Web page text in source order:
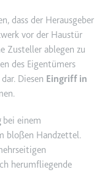
über die
Anzeigen der
Websites
dass der Herausgeber
vor der Haustür
Zusteller ablegen zu
des Eigentümers
dar. Diesen Eingriff in
bei einem
bloßen Handzettel.
herumfliegende